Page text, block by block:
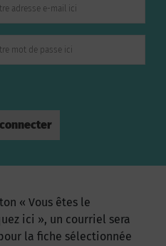
« Vous êtes le
ici », un courriel sera
la fiche sélectionnée